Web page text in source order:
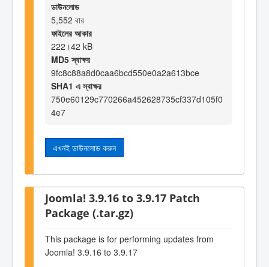
ডাউনলোড
5,552 বার
ফাইলের আকার
222।42 kB
MD5 স্বাক্ষর
9fc8c88a8d0caa6bcd550e0a2a613bce
SHA1 এ স্বাক্ষর
750e60129c770266a452628735cf337d105f0
4e7
এখনই ডাউনলোড করুন
Joomla! 3.9.16 to 3.9.17 Patch
Package (.tar.gz)
This package is for performing updates from
Joomla! 3.9.16 to 3.9.17